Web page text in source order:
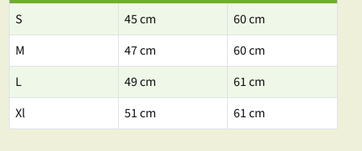
S 45 cm
60 cm
M
47 cm
60 cm
L
49 cm
61 cm
Xl
51 cm 61 cm